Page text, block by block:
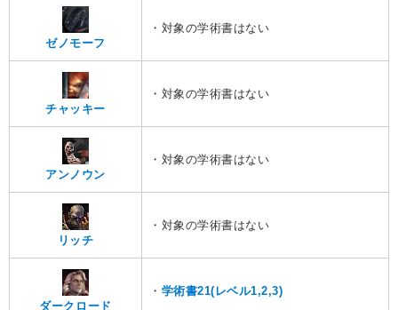
ゼノモーフ
・対象の学術書はない
チャッキー
・対象の学術書はない
アンノウン
・対象の学術書はない
リッチ
・対象の学術書はない
ダークロード
・ 学術書21(レベル1,2,3)